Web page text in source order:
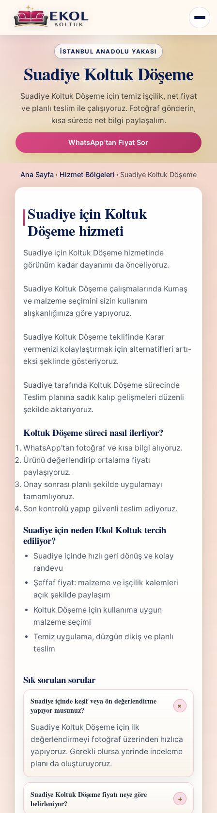
Suadiye Koltuk Döşeme
Suadiye Koltuk Döşeme için temiz işçilik, net fiyat
ve planlı teslim ile çalışıyoruz. Fotoğraf gönderin,
kısa sürede net bilgi paylaşalım.
WhatsApp'tan Fiyat Sor
Ana Sayfa › Hizmet Bölgeleri › Suadiye Koltuk Döşeme
Suadiye için Koltuk
Döşeme hizmeti
Suadiye için Koltuk Döşeme hizmetinde
görünüm kadar dayanımı da önceliyoruz.
Suadiye Koltuk Döşeme çalışmalarında Kumaş
ve malzeme seçimini sizin kullanım
alışkanlığınıza göre yapıyoruz.
Suadiye Koltuk Döşeme teklifinde Karar
vermenizi kolaylaştırmak için alternatifleri artı-
eksi şeklinde gösteriyoruz.
Suadiye tarafında Koltuk Döşeme sürecinde
Teslim planına sadık kalıp gelişmeleri düzenli
şekilde aktarıyoruz.
Koltuk Döşeme süreci nasıl ilerliyor?
WhatsApp'tan fotoğraf ve kısa bilgi alıyoruz.
Ürünü değerlendirip ortalama fiyatı
paylaşıyoruz.
Onay sonrası planlı şekilde uygulamayı
tamamlıyoruz.
Son kontrolü yapıp güvenli teslim ediyoruz.
Suadiye için neden Ekol Koltuk tercih
ediliyor?
Suadiye içinde hızlı geri dönüş ve kolay
randevu
Şeffaf fiyat: malzeme ve işçilik kalemleri
açık şekilde paylaşım
Koltuk Döşeme için kullanıma uygun
malzeme seçimi
Temiz uygulama, düzgün dikiş ve planlı
teslim
Sık sorulan sorular
Suadiye içinde keşif veya ön değerlendirme
yapıyor musunuz?
+
Suadiye Koltuk Döşeme için ilk
değerlendirmeyi fotoğraf üzerinden hızlıca
yapıyoruz. Gerekli olursa yerinde inceleme
planı da oluşturuyoruz.
Suadiye Koltuk Döşeme fiyatı neye göre
belirleniyor?
+